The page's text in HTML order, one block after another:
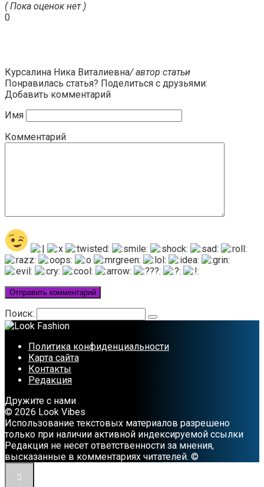
( Пока оценок нет )
0
Курсалина Ника Виталиевна/ автор статьи
Понравилась статья? Поделиться с друзьями:
Добавить комментарий
Имя
Комментарий
Поиск:
Политика конфиденциальности
Карта сайта
Контакты
Редакция
Дружите с нами
© 2026 Look Vibes
Использование текстовых материалов разрешено
только при наличии активной индексируемой ссылки
Редакция не несет ответственности за мнения,
высказанные в комментариях читателей. ©